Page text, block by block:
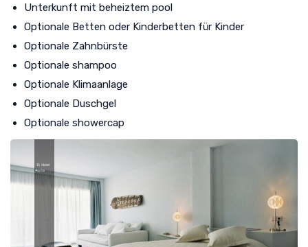
Unterkunft mit beheiztem pool
Optionale Betten oder Kinderbetten für Kinder
Optionale Zahnbürste
Optionale shampoo
Optionale Klimaanlage
Optionale Duschgel
Optionale showercap